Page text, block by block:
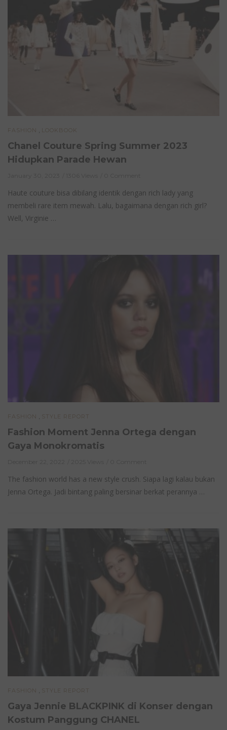
FASHION LOOKBOOK
Chanel Couture Spring Summer 2023
Hidupkan Parade Hewan
Haute couture bisa dibilang identik dengan rich lady yang
membeli rare item mewah. Lalu, bagaimana dengan rich girl?
Well, Virginie …
FASHION STYLE REPORT
Fashion Moment Jenna Ortega dengan
Gaya Monokromatis
The fashion world has a new style crush. Siapa lagi kalau bukan
Jenna Ortega. Jadi bintang paling bersinar berkat perannya …
FASHION STYLE REPORT
Gaya Jennie BLACKPINK di Konser dengan
Kostum Panggung CHANEL